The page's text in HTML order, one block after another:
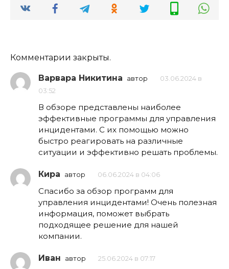
Комментарии закрыты.
Варвара Никитина автор
03.06.2024 в
03:52
В обзоре представлены наиболее
эффективные программы для управления
инцидентами. С их помощью можно
быстро реагировать на различные
ситуации и эффективно решать проблемы.
Кира автор 06.06.2024 в 04:06
Спасибо за обзор программ для
управления инцидентами! Очень полезная
информация, поможет выбрать
подходящее решение для нашей
компании.
Иван автор 25.06.2024 в 07:17